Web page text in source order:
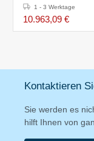
800x700x(h)850-
1 - 3 Werktage
10.963,09 €
Kontaktieren
Sie werden es
hilft Ihnen von